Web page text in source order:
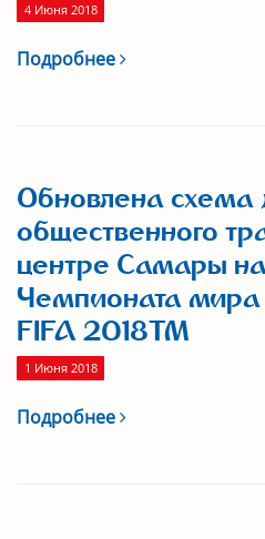
4 Июня 2018
Подробнее
Обновлена схема
общественного
центре Самары
Чемпионата мира
FIFA 2018ТМ
1 Июня 2018
Подробнее